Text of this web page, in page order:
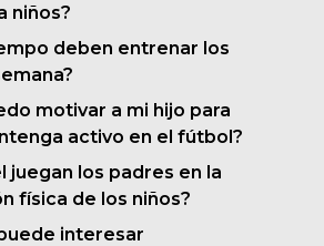
niños?
deben entrenar los
motivar a mi hijo para
activo en el fútbol?
juegan los padres en la
física de los niños?
interesar